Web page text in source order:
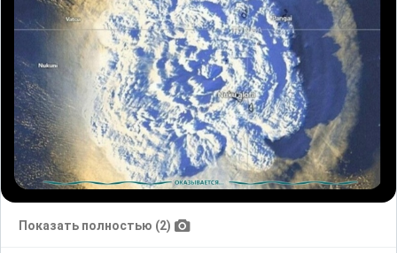
Показать полностью (2)